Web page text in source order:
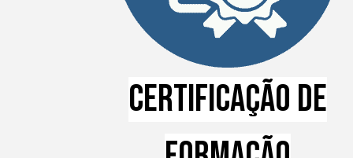
CERTIFICAÇÃO DE